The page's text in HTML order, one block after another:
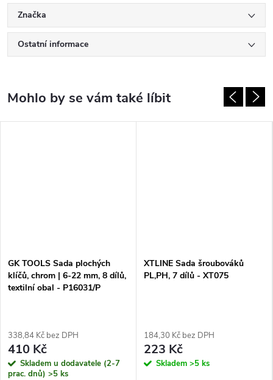
Značka
Ostatní informace
GK TOOLS Sada plochých
klíčů, chrom | 6-22 mm, 8 dílů,
textilní obal - P16031/P
338,84 Kč bez DPH
410 Kč
Skladem u dodavatele (2-7
prac. dnů) >5 ks
XTLINE Sada šroubováků
PL,PH, 7 dílů - XT075
184,30 Kč bez DPH
223 Kč
Skladem >5 ks